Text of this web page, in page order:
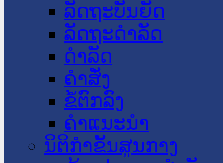
ລັດຖະບັນຍັດ
ລັດຖະດໍາລັດ
ດໍາລັດ
ຄໍາສັ່ງ
ຂໍ້ຕົກລົງ
ຄໍາແນະນໍາ
ນິຕິກຳຂັ້ນສູນກາງ